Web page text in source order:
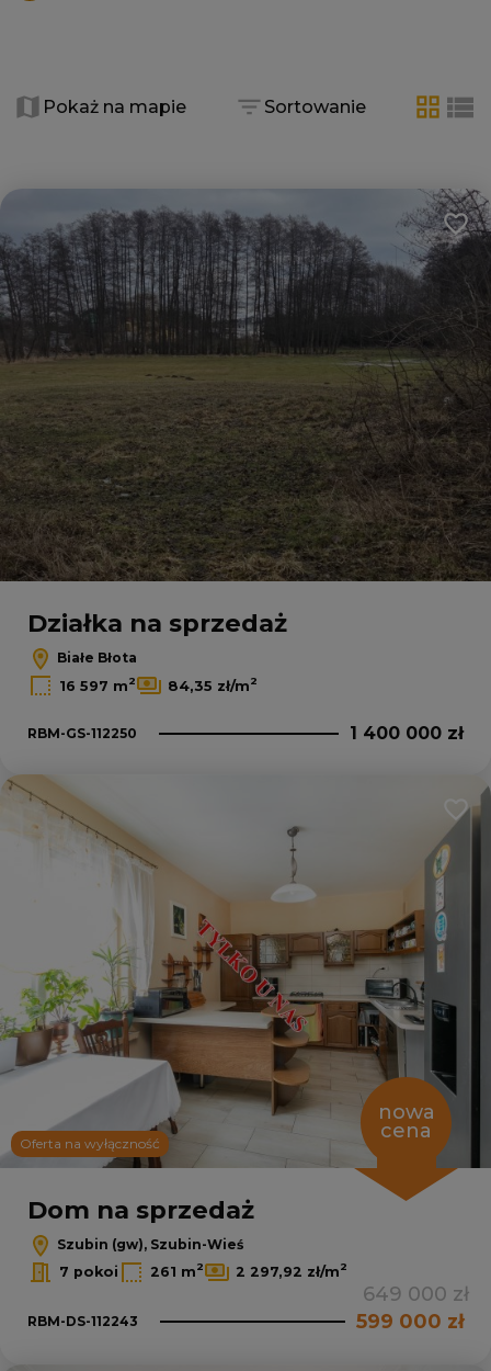
4
3
45
−
Leaflet|© OpenMapTiles© OpenStreetMap contributors
Pokaż na mapie Sortowanie
tabela
Działka na sprzedaż
Białe Błota
16 597 m2 84,35 zł/m2
RBM-GS-112250 1 400 000 zł
Oferta na wyłączność
nowa
cena
Dom na sprzedaż
Szubin (gw), Szubin-Wieś
7 pokoi
261 m2 2 297,92 zł/m2
649 000 zł
RBM-DS-112243 599 000 zł